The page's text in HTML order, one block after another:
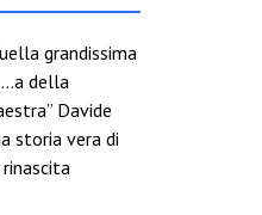
grandissima
della
Davide
storia vera di